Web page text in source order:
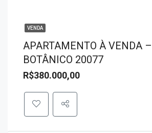
VENDA
APARTAMENTO À VENDA
BOTÂNICO 20077
R$380.000,00